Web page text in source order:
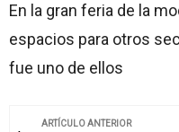
En la gran feria de la
espacios para otros
fue uno de ellos
ARTÍCULO ANTERIOR